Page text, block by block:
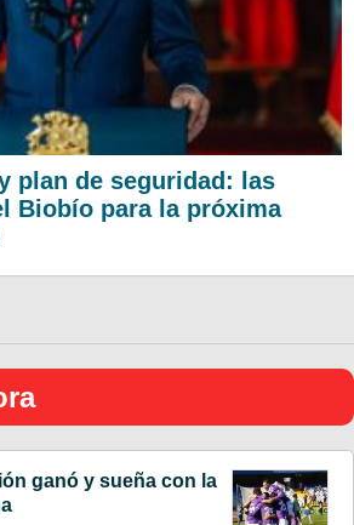
plan de seguridad: las
Biobío para la próxima
ganó y sueña con la